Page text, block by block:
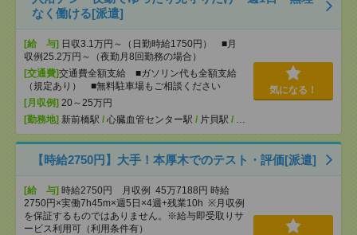
なく働ける[派遣]
[給 与] 日収3.1万円～（日勤時給1750円） ■月
収例25.2万円～（夜勤月8回勤務の場合）
[交通費]交通費全額支給 ■ガソリン代も全額支給
（規定あり） ■無料駐車場もご相談ください
[月収例] 20～25万円
[勤務地] 新前橋駅 / 心臓血管センター駅 / 片貝駅 / …
気になる！
【時給2750円】大手！本厚木でのテスト・評価[派遣]
[給 与] 時給2750円 月収例 45万7188円 時給
2750円×実働7h45m×週5日×4週+残業10h ※月収例
を保証するものではありません。※給与即受取りサ
ービス利用可（利用条件有）